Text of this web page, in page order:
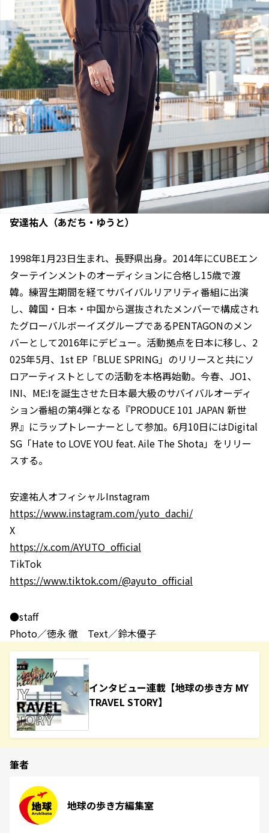
安達祐人（あだち・ゆうと）
1998年1月23日生まれ、長野県出身。2014年にCUBEエン
ターテインメントのオーディションに合格し15歳で渡
韓。練習生期間を経てサバイバルリアリティ番組に出演
し、韓国・日本・中国から選抜されたメンバーで構成され
たグローバルボーイズグループであるPENTAGONのメン
バーとして2016年にデビュー。活動拠点を日本に移し、2
025年5月、1st EP「BLUE SPRING」のリリースと共にソ
ロアーティストとしての活動を本格再始動。今春、JO1、
INI、ME:Iを誕生させた日本最大級のサバイバルオーディ
ション番組の第4弾となる『PRODUCE 101 JAPAN 新世
界』にラップトレーナーとして参加。6月10日にはDigital
SG「Hate to LOVE YOU feat. Aile The Shota」をリリー
スする。
安達祐人オフィシャルInstagram
https://www.instagram.com/yuto_dachi/
X
https://x.com/AYUTO_official
TikTok
https://www.tiktok.com/@ayuto_official
●staff
Photo／徳永 徹 Text／鈴木優子
インタビュー連載【地球の歩き方 MY
TRAVEL STORY】
筆者
地球の歩き方編集室